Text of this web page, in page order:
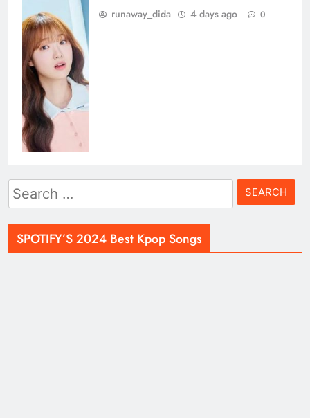
runaway_dida 4 days ago 0
Search
for:
SPOTIFY’S 2024 Best Kpop Songs